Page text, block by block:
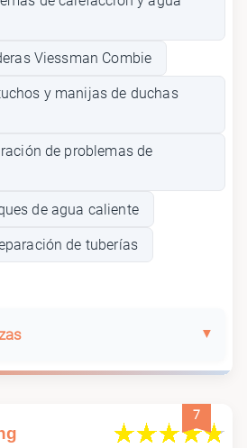
Viessman Combie
y manijas de duchas
de problemas de
de agua caliente
de tuberías
7